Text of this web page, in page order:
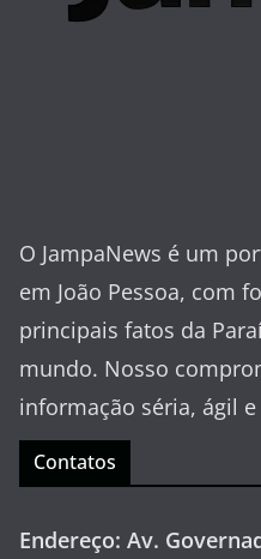
O JampaNews é um
em João Pessoa, com
principais fatos da
mundo. Nosso
informação séria, ágil
Contatos
Endereço: Av.